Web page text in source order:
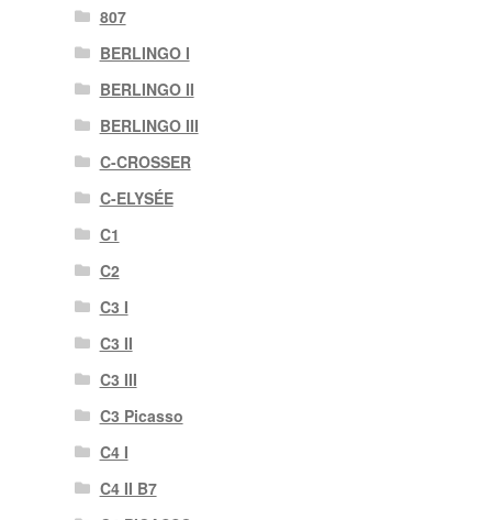
807
BERLINGO I
BERLINGO II
BERLINGO III
C-CROSSER
C-ELYSÉE
C1
C2
C3 I
C3 II
C3 III
C3 Picasso
C4 I
C4 II B7